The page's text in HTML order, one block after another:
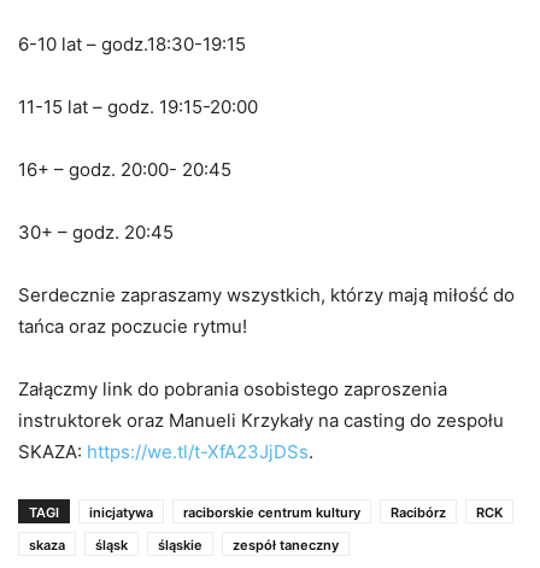
6-10 lat – godz.18:30-19:15
11-15 lat – godz. 19:15-20:00
16+ – godz. 20:00- 20:45
30+ – godz. 20:45
Serdecznie zapraszamy wszystkich, którzy mają miłość do
tańca oraz poczucie rytmu!
Załączmy link do pobrania osobistego zaproszenia
instruktorek oraz Manueli Krzykały na casting do zespołu
SKAZA: https://we.tl/t-XfA23JjDSs.
TAGI inicjatywa raciborskie centrum kultury Racibórz
RCK
skaza
śląsk śląskie zespół taneczny